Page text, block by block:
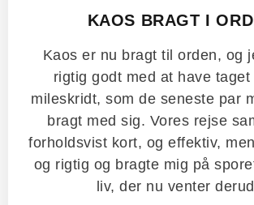
KAOS BRAGT I
Kaos er nu bragt til orden, og
rigtig godt med at have taget
mileskridt, som de seneste par
bragt med sig. Vores rejse
forholdsvist kort, og effektiv,
og rigtig og bragte mig på
liv, der nu venter